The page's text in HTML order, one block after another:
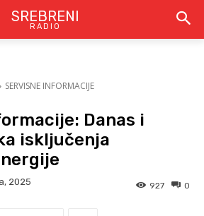
SREBRENI
RADIO
SERVISNE INFORMACIJE
Danas i
isključenja
2025 0
927